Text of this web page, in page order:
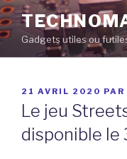
Aller
au
contenu
principal
Gadgets utiles ou
PUBLIÉ
LE
21 AVRIL 2020 PAR
Le jeu
disponible